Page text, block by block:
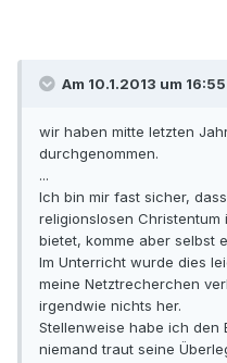
Am 10.1.2013 um
wir haben mitte letzten
durchgenommen.
...
Ich bin mir fast sicher,
religionslosen
bietet, komme aber selbst
Im Unterricht wurde dies
meine Netztrecherchen
irgendwie nichts her.
Stellenweise habe ich den
niemand traut seine